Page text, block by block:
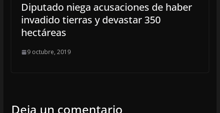
Diputado niega acusaciones de haber
invadido tierras y devastar 350
hectáreas
9 octubre, 2019
Deja un comentario